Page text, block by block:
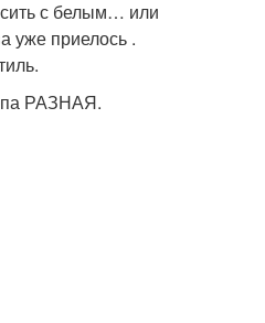
с белым… или
уже приелось .
РАЗНАЯ.